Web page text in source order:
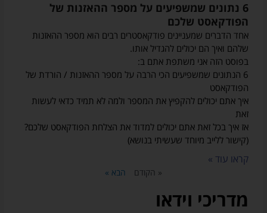
6 נתונים שמשפיעים על מספר ההאזנות של
הפודקאסט שלכם
אחד הדברים שמעניינים פודקאסטרים רבים הוא מספר ההאזנות
שלהם ואיך הם יכולים להגדיל אותו.
בפוסט הזה אני משתפת אתם ב:
6 הנתונים שמשפיעים הכי הרבה על מספר ההאזנות / הורדת של
הפודקאסט
איך אתם יכולים להקפיץ את המספר ולמה לא תמיד כדאי לעשות
זאת
אז איך בכל זאת אתם יכולים למדוד את הצלחת הפודקאסט שלכם?
(קישור ללייב מיוחד שעשיתי בנושא)
קראו עוד »
« הקודם הבא »
מדריכי וידאו